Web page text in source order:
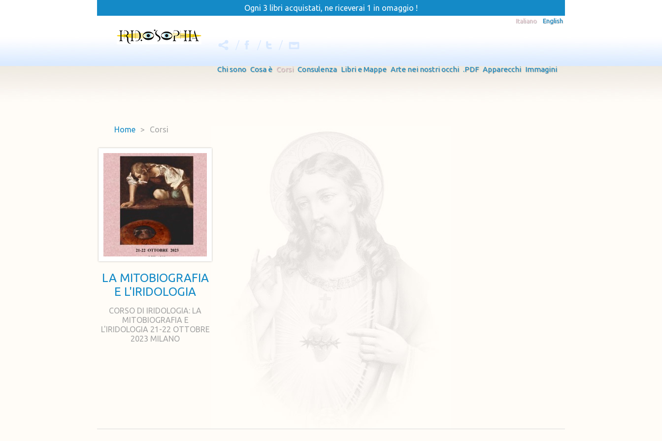
Ogni 3 libri acquistati, ne riceverai 1 in omaggio !
Italiano English
Chi sono Cosa è Corsi Consulenza Libri e Mappe Arte nei nostri occhi .PDF Apparecchi Immagini
Home > Corsi
LA MITOBIOGRAFIA
E L'IRIDOLOGIA
CORSO DI IRIDOLOGIA: LA
MITOBIOGRAFIA E
L'IRIDOLOGIA 21-22 OTTOBRE
2023 MILANO